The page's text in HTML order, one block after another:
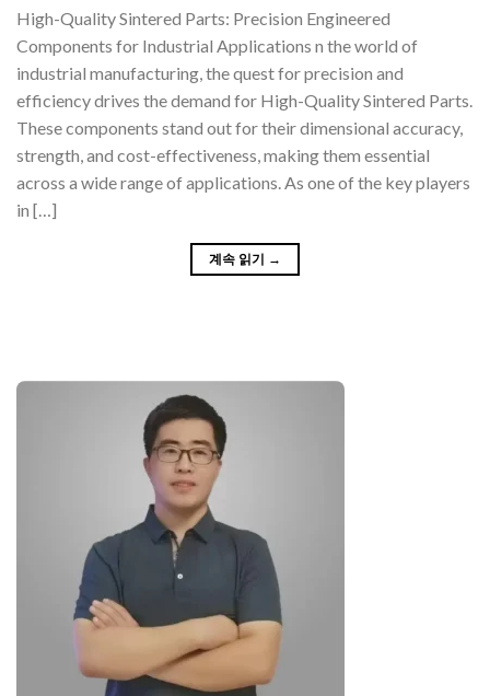
High-Quality Sintered Parts: Precision Engineered
Components for Industrial Applications n the world of
industrial manufacturing, the quest for precision and
efficiency drives the demand for High-Quality Sintered Parts.
These components stand out for their dimensional accuracy,
strength, and cost-effectiveness, making them essential
across a wide range of applications. As one of the key players
in […]
계속 읽기 →